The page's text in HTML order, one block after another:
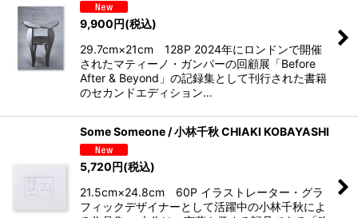
9,900円(税込)
29.7cm×21cm 128P 2024年にロンドンで開催
されたマティーノ・ガンパーの回顧展「Before
After & Beyond」の記録集として刊行された書籍
のセカンドエディション…
Some Someone / 小林千秋 CHIAKI KOBAYASHI
5,720円(税込)
21.5cm×24.8cm 60P イラストレーター・グラ
フィックデザイナーとして活躍中の小林千秋によ